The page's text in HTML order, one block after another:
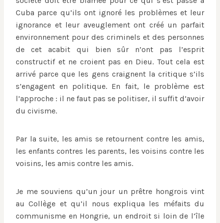
Cuba parce qu’ils ont ignoré les problèmes et leur
ignorance et leur aveuglement ont créé un parfait
environnement pour des criminels et des personnes
de cet acabit qui bien sûr n’ont pas l’esprit
constructif et ne croient pas en Dieu. Tout cela est
arrivé parce que les gens craignent la critique s’ils
s’engagent en politique. En fait, le problème est
l’approche : il ne faut pas se politiser, il suffit d’avoir
du civisme.
Par la suite, les amis se retournent contre les amis,
les enfants contres les parents, les voisins contre les
voisins, les amis contre les amis.
Je me souviens qu’un jour un prêtre hongrois vint
au Collège et qu’il nous expliqua les méfaits du
communisme en Hongrie, un endroit si loin de l’île